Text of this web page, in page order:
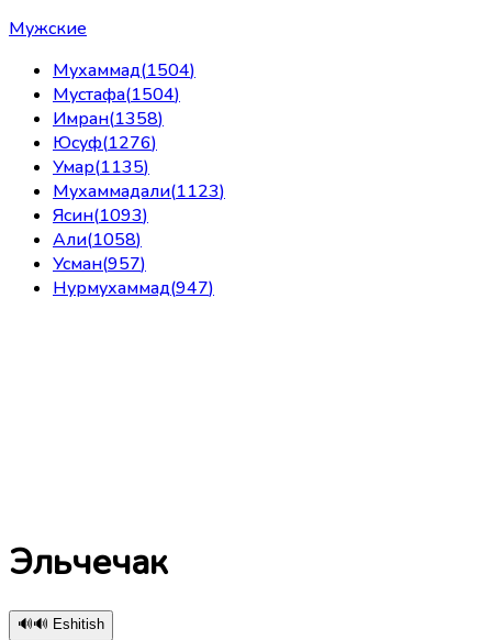
Мужские
Мухаммад(1504)
Мустафа(1504)
Имран(1358)
Юсуф(1276)
Умар(1135)
Мухаммадали(1123)
Ясин(1093)
Али(1058)
Усман(957)
Нурмухаммад(947)
Эльчечак
🔊🔊 Eshitish